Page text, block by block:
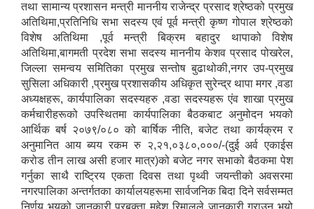
तथा सामान्य प्रशासन मन्त्री माननीय राजेन्द्र प्रसाद श्रेष्ठको प्रमुख
अतिथिमा,प्रतिनिधि सभा सदस्य एवं पूर्व मन्त्री कृष्ण गोपाल श्रेष्ठको
विशेष अतिथिमा ,पूर्व मन्त्री बिक्रम बहादुर थापाको विशेष
अतिथिमा,बागमती प्रदेश सभा सदस्य माननीय केशव प्रसाद पोखरेल,
जिल्ला समन्वय समितिका प्रमुख सन्तोष बुढाथोकी,नगर उप-प्रमुख
सुसिला अधिकारी ,प्रमुख प्रशासकीय अधिकृत सुरेन्द्र थापा मगर ,वडा
अध्यक्षहरू, कार्यपालिका सदस्यहरु ,वडा सदस्यहरू एंव शाखा प्रमुख
कर्मचारीहरूको उपस्थितमा कार्यपालिका बैठकबाट अनुमोदन भयको
आर्थिक बर्ष २०७९/०८० को बार्षिक नीति, बजेट तथा कार्यक्रम र
अनुमानित आय ब्यय रकम रु २,२१,०३८०,०००/-(दुई अर्व एकाईस
करोड तीन लाख असी हजार मात्र)को बजेट नगर सभाको बैठकमा पेश
गर्नुका साथै राष्ट्रिय एकता दिवस तथा पृथ्वी जयन्तीको अवसरमा
नगरपालिका अन्तर्गतका कार्यालयहरूमा सार्वजनिक बिदा दिने सर्वसम्मत